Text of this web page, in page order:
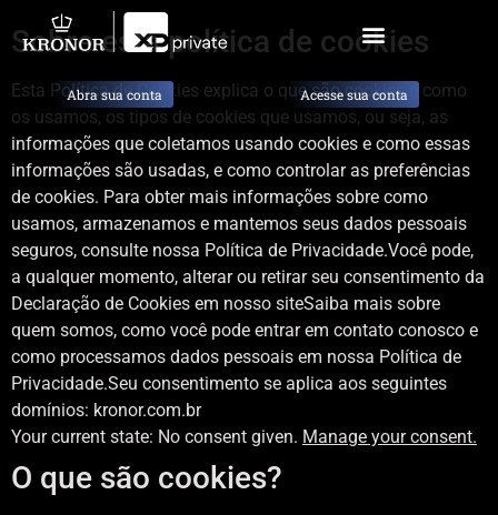
Abra sua conta Acesse sua conta
Sobre esta política de cookies
Esta Política de Cookies explica o que são cookies e como
os usamos, os tipos de cookies que usamos, ou seja, as
informações que coletamos usando cookies e como essas
informações são usadas, e como controlar as preferências
de cookies. Para obter mais informações sobre como
usamos, armazenamos e mantemos seus dados pessoais
seguros, consulte nossa Política de Privacidade.Você pode,
a qualquer momento, alterar ou retirar seu consentimento da
Declaração de Cookies em nosso siteSaiba mais sobre
quem somos, como você pode entrar em contato conosco e
como processamos dados pessoais em nossa Política de
Privacidade.Seu consentimento se aplica aos seguintes
domínios: kronor.com.br
Your current state: No consent given. Manage your consent.
O que são cookies?